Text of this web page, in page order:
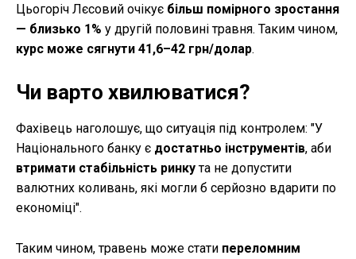
Цьогоріч Лєсовий очікує більш помірного зростання
— близько 1% у другій половині травня. Таким чином,
курс може сягнути 41,6–42 грн/долар.
Чи варто хвилюватися?
Фахівець наголошує, що ситуація під контролем: "У
Національного банку є достатньо інструментів, аби
втримати стабільність ринкута не допустити
валютних коливань, які могли б серйозно вдарити по
економіці".
Таким чином, травень може стати переломним